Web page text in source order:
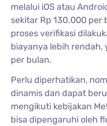
melalui iOS atau
sekitar Rp 130.000 per
proses verifikasi
biayanya lebih rendah,
per bulan.
Perlu diperhatikan,
dinamis dan dapat
mengikuti kebijakan
bisa dipengaruhi oleh